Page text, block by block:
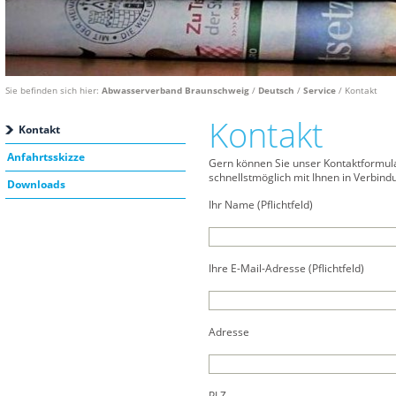
Sie befinden sich hier: Abwasserverband Braunschweig / Deutsch / Service / Kontakt
Kontakt
Anfahrtsskizze
Downloads
Kontakt
Gern können Sie unser
schnellstmöglich mit Ihnen in
Ihr Name (Pflichtfeld)
Ihre E-Mail-Adresse (Pflichtfeld)
Adresse